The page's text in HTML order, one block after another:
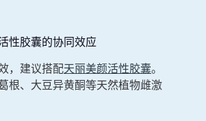
性胶囊的协同效应
，建议搭配天丽美颜活性胶囊。
根、大豆异黄酮等天然植物雌激